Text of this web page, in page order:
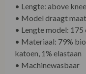
• Lengte: above knee
• Model draagt
• Lengte model: 175
• Materiaal: 79%
katoen, 1% elastaan
• Machinewasbaar